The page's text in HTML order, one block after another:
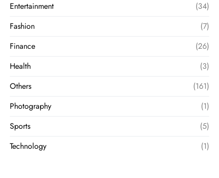
Entertainment
(34)
Fashion
(7)
Finance
(26)
Health
(3)
Others
(161)
Photography
(1)
Sports
(5)
Technology
(1)